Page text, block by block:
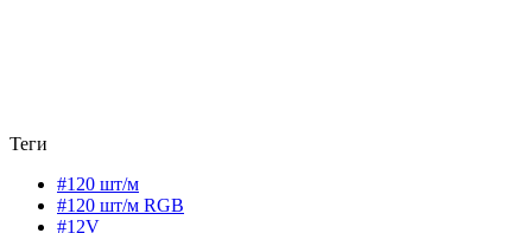
Теги
#120 шт/м
#120 шт/м RGB
#12V